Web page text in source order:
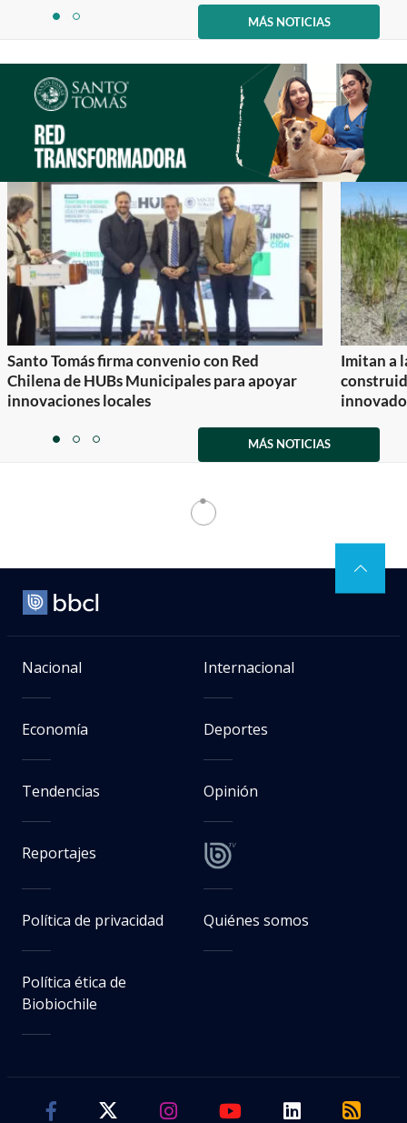
itemitem
2
MÁS NOTICIAS
Santo Tomás firma convenio con Red
Chilena de HUBs Municipales para apoyar
innovaciones locales
Imitan a
itemitemitem
MÁS NOTICIAS
Nacional Internacional
Economía Deportes
Tendencias Opinión
Reportajes
Política de privacidad Quiénes somos
Política ética de
Biobiochile